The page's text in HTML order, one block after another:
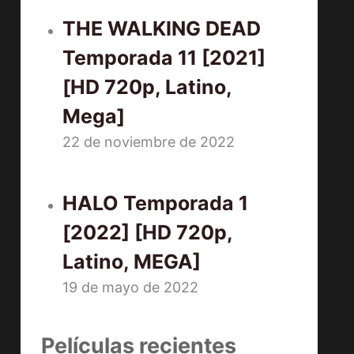
THE WALKING DEAD
Temporada 11 [2021]
[HD 720p, Latino,
Mega]
22 de noviembre de 2022
HALO Temporada 1
[2022] [HD 720p,
Latino, MEGA]
19 de mayo de 2022
Películas recientes